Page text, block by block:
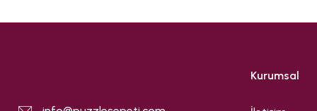
Kurumsal